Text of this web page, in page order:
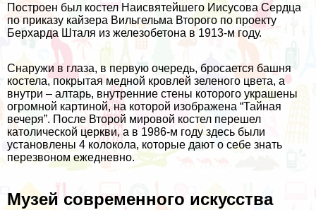
Построен был костел Наисвятейшего Иисусова Сердца
по приказу кайзера Вильгельма Второго по проекту
Берхарда Шталя из железобетона в 1913-м году.
Снаружи в глаза, в первую очередь, бросается башня
костела, покрытая медной кровлей зеленого цвета, а
внутри – алтарь, внутренние стены которого украшены
огромной картиной, на которой изображена “Тайная
вечеря”. После Второй мировой костел перешел
католической церкви, а в 1986-м году здесь были
установлены 4 колокола, которые дают о себе знать
перезвоном ежедневно.
Музей современного искусства